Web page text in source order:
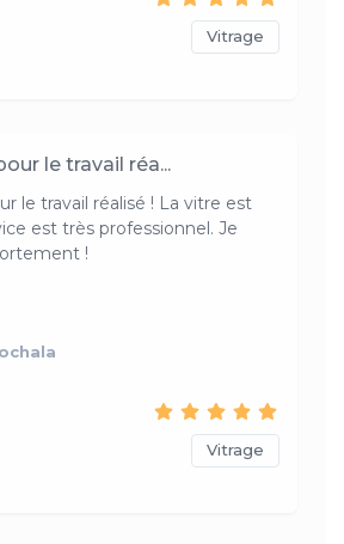
Vitrage
le travail réa...
le travail réalisé ! La vitre est
est très professionnel. Je
!
Vitrage